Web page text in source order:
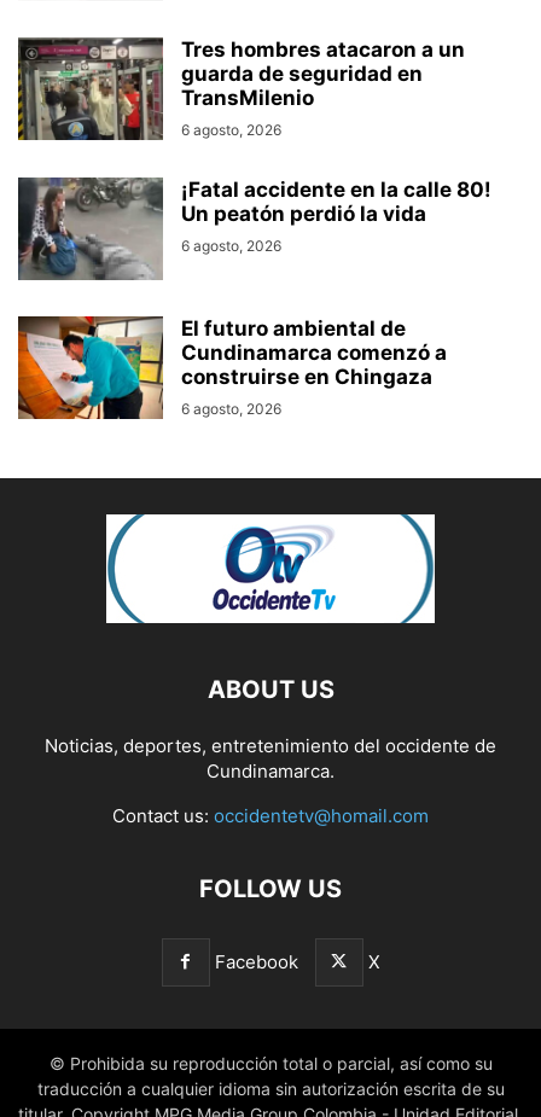
Tres hombres atacaron a un
guarda de seguridad en
TransMilenio
6 agosto, 2026
¡Fatal accidente en la calle 80!
Un peatón perdió la vida
6 agosto, 2026
El futuro ambiental de
Cundinamarca comenzó a
construirse en Chingaza
6 agosto, 2026
ABOUT US
Noticias, deportes, entretenimiento del occidente de
Cundinamarca.
Contact us: occidentetv@homail.com
FOLLOW US
Facebook X
© Prohibida su reproducción total o parcial, así como su
traducción a cualquier idioma sin autorización escrita de su